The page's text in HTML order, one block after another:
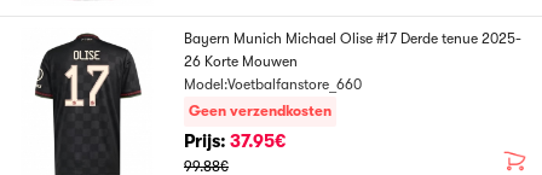
Bayern Munich Michael Olise #17 Derde tenue 2025-
26 Korte Mouwen
Model:Voetbalfanstore_660
Geen verzendkosten
Prijs: 37.95€
99.88€